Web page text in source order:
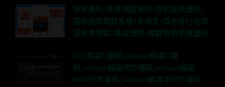
扶贫源码/扶贫理财源码/扶贫投资源码/
国际投资理财系统/多语言/适合各行业项
目投资理财/基金理财/理财投资系统源码
SOL链盗U源码,solscan链盗U源
码,solscan链盗代币源码,solscan链盗
WIFI代币源码,,solscan链通杀代币源码